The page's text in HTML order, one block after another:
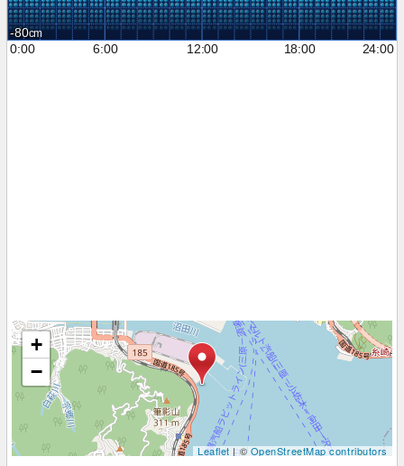
-80
0:00
6:00 12:00 18:00 24:00
+
−
Leaflet| ©OpenStreetMap contributors